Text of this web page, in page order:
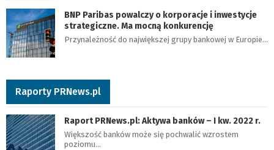
BNP Paribas powalczy o korporacje i inwestycje
strategiczne. Ma mocną konkurencję
Przynależność do największej grupy bankowej w Europie…
Raporty PRNews.pl
Raport PRNews.pl: Aktywa banków – I kw. 2022 r.
Większość banków może się pochwalić wzrostem
poziomu…